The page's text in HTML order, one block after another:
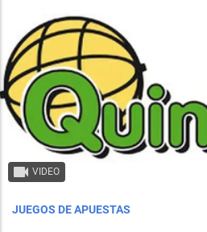
VIDEO
JUEGOS DE APUESTAS